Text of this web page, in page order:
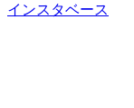
インスタベース